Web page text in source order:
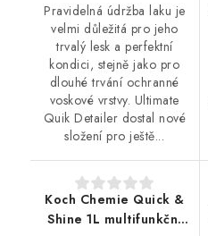
Pravidelná údržba laku je
velmi důležitá pro jeho
trvalý lesk a perfektní
kondici, stejně jako pro
dlouhé trvání ochranné
voskové vrstvy. Ultimate
Quik Detailer dostal nové
složení pro ještě...
Koch Chemie Quick &
Shine 1L multifunkční